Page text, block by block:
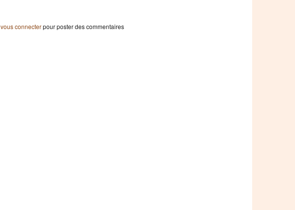
vous connecterpour poster des commentaires